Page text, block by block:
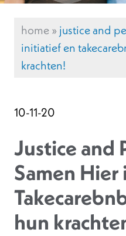
home»justice and
initiatief en
krachten!
10-11-20
Justice and
Samen
hun